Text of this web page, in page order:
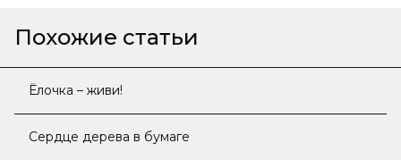
Похожие статьи
Ёлочка – живи!
Сердце дерева в бумаге